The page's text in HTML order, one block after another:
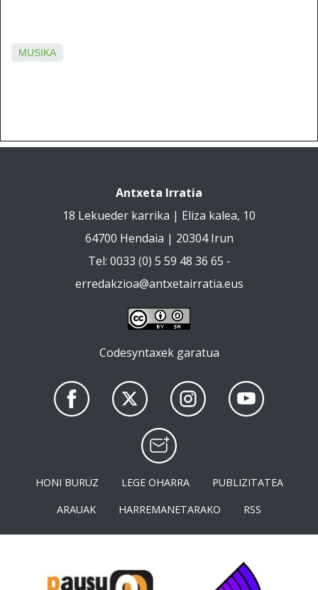
MUSIKA
Antxeta Irratia
18 Lekueder karrika | Eliza kalea, 10
64700 Hendaia | 20304 Irun
Tel: 0033 (0) 5 59 48 36 65 -
erredakzioa@antxetairratia.eus
Codesyntaxek garatua
HONI BURUZ LEGE OHARRA
PUBLIZITATEA
ARAUAK
HARREMANETARAKO RSS